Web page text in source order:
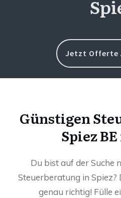
Jetzt Offerte
Günstigen
Spiez
Du bist auf der Suche
Steuerberatung in Spiez?
genau richtig! Fülle